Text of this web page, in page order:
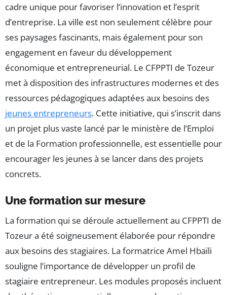
cadre unique pour favoriser l’innovation et l’esprit
d’entreprise. La ville est non seulement célèbre pour
ses paysages fascinants, mais également pour son
engagement en faveur du développement
économique et entrepreneurial. Le CFPPTI de Tozeur
met à disposition des infrastructures modernes et des
ressources pédagogiques adaptées aux besoins des
jeunes entrepreneurs. Cette initiative, qui s’inscrit dans
un projet plus vaste lancé par le ministère de l’Emploi
et de la Formation professionnelle, est essentielle pour
encourager les jeunes à se lancer dans des projets
concrets.
Une formation sur mesure
La formation qui se déroule actuellement au CFPPTI de
Tozeur a été soigneusement élaborée pour répondre
aux besoins des stagiaires. La formatrice Amel Hbaïli
souligne l’importance de développer un profil de
stagiaire entrepreneur. Les modules proposés incluent